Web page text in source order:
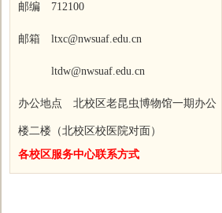
邮编 712100
邮箱 ltxc@nwsuaf.edu.cn
ltdw@nwsuaf.edu.cn
办公地点 北校区老昆虫博物馆一期办公
楼二楼（北校区校医院对面）
各校区服务中心联系方式